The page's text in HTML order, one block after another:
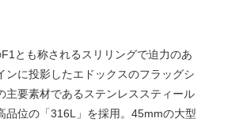
とも称されるスリリングで迫力のあ
ンに投影したエドックスのフラッグシ
主要素材であるステンレススティール
品位の「316L」を採用。45mmの大型